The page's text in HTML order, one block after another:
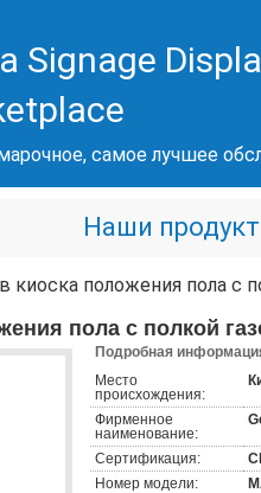
Signage
самое лучшее
Наши
киоска положения пола с
пола с полкой
Подробная
Место
происхождения:
Фирменное
наименование:
Сертификация:
Номер модели: